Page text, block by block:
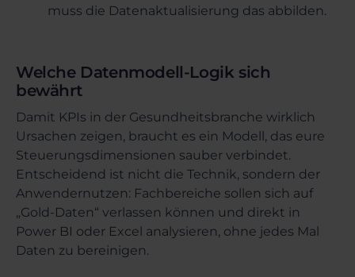
muss die Datenaktualisierung das abbilden.
Welche Datenmodell-Logik sich
bewährt
Damit KPIs in der Gesundheitsbranche wirklich
Ursachen zeigen, braucht es ein Modell, das eure
Steuerungsdimensionen sauber verbindet.
Entscheidend ist nicht die Technik, sondern der
Anwendernutzen: Fachbereiche sollen sich auf
„Gold-Daten“ verlassen können und direkt in
Power BI oder Excel analysieren, ohne jedes Mal
Daten zu bereinigen.